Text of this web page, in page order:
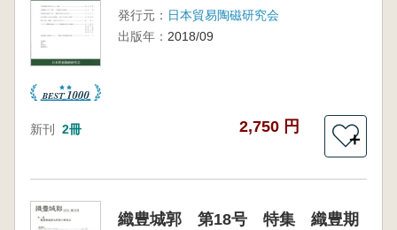
発行元： 日本貿易陶磁研究会
出版年： 2018/09
新刊 2冊 2,750 円
＋
織豊城郭 第18号 特集 織豊期